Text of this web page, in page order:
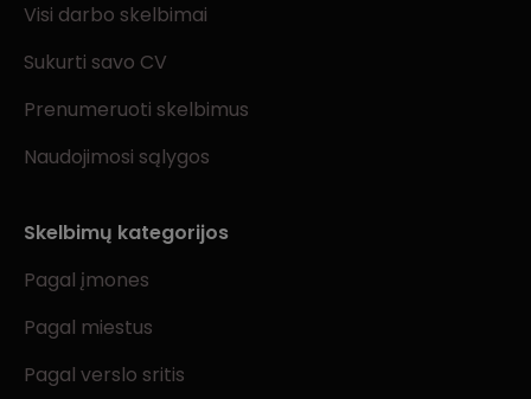
Visi darbo skelbimai
Sukurti savo CV
Prenumeruoti skelbimus
Naudojimosi sąlygos
Skelbimų kategorijos
Pagal įmones
Pagal miestus
Pagal verslo sritis